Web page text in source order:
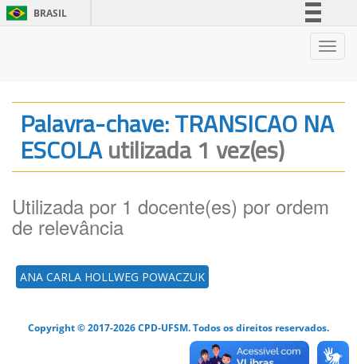
BRASIL
Legislação
Canais
Palavra-chave: TRANSICAO NA
ESCOLAutilizada 1 vez(es)
Utilizada por 1 docente(es) por ordem
de relevância
ANA CARLA HOLLWEG POWACZUK
Copyright © 2017-2026 CPD-UFSM. Todos os direitos reservados.